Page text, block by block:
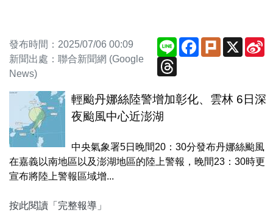
發布時間：2025/07/06 00:09
新聞出處：聯合新聞網 (Google
News)
Line Facebook
PlurkX
Threads
輕颱丹娜絲陸警增加彰化、雲林 6日深
夜颱風中心近澎湖
中央氣象署5日晚間20：30分發布丹娜絲颱風
在嘉義以南地區以及澎湖地區的陸上警報，晚間23：30時更
宣布將陸上警報區域增...
按此閱讀「完整報導」